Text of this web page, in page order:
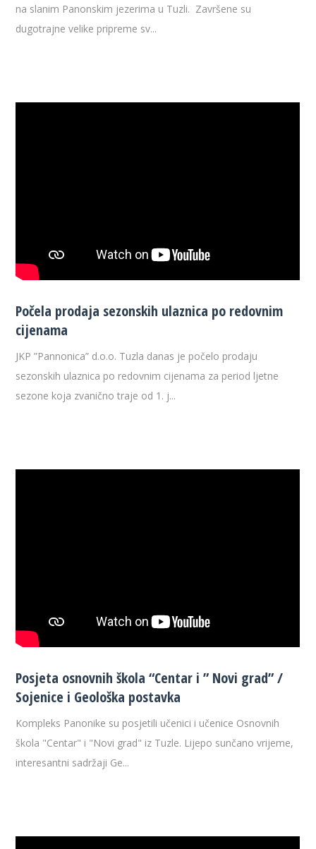
na slanim Panonskim jezerima u Tuzli. Završene su
dugotrajne velike pripreme sv...
Počela prodaja sezonskih ulaznica po redovnim
cijenama
JKP ”Pannonica” d.o.o. Tuzla danas je počelo prodaju
sezonskih ulaznica po redovnim cijenama za period ljetne
sezone koja zvanično traje od 1. j...
Posjeta osnovnih škola “Centar i ” Novi grad” /
Sojenice i Geološka postavka
Kompleks Panonike su posjetili učenici i učenice Osnovnih
škola "Centar" i "Novi grad" iz Tuzle. Lijepo sunčano vrijeme,
interesantni sadržaji Ge...